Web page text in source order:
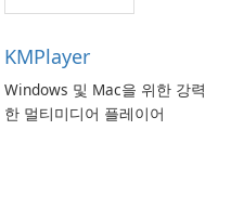
KMPlayer
Windows 및 Mac을 위한 강력
한 멀티미디어 플레이어